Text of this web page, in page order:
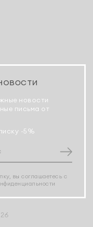
новости
письма от
-5%
вы соглашаетесь с